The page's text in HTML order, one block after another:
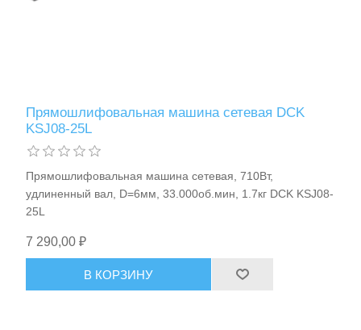
Прямошлифовальная машина сетевая DCK
KSJ08-25L
Прямошлифовальная машина сетевая, 710Вт,
удлиненный вал, D=6мм, 33.000об.мин, 1.7кг DCK KSJ08-
25L
7 290,00 ₽
В КОРЗИНУ